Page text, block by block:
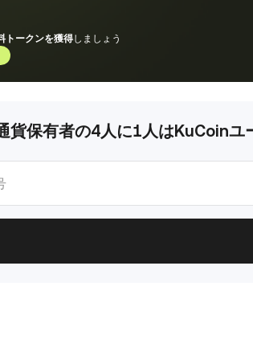
トークンを獲得しましょう
貨保有者の4人に1人はKuCoinユ